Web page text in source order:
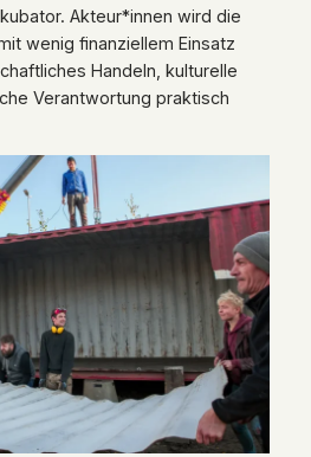
Akteur*innen wird die
wenig finanziellem Einsatz
Handeln, kulturelle
Verantwortung praktisch